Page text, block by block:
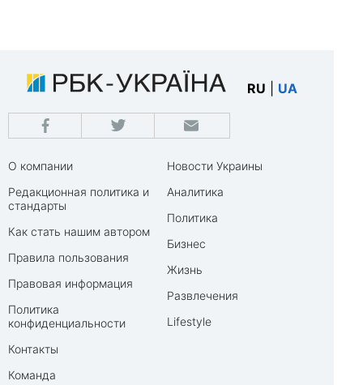
RU UA
О компании
Редакционная политика и
стандарты
Как стать нашим автором
Правила пользования
Правовая информация
Политика
конфиденциальности
Контакты
Команда
Новости Украины
Аналитика
Политика
Бизнес
Жизнь
Развлечения
Lifestyle